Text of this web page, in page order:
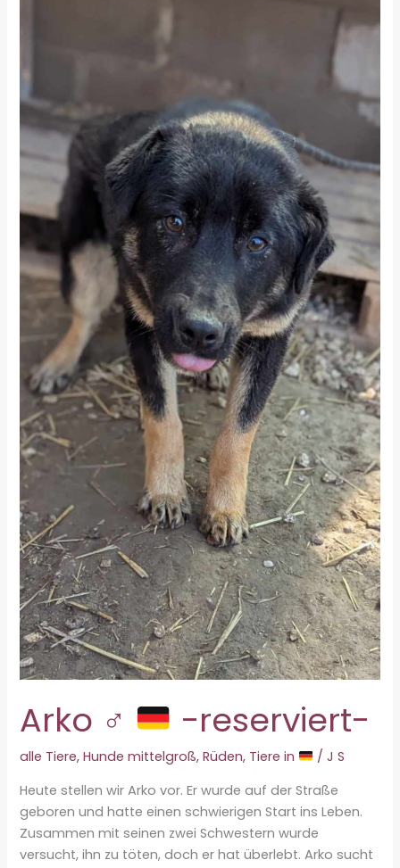
Arko ♂ -reserviert-
alle Tiere,Hunde mittelgroß,Rüden, Tiere in /J S
Heute stellen wir Arko vor. Er wurde auf der Straße
geboren und hatte einen schwierigen Start ins Leben.
Zusammen mit seinen zwei Schwestern wurde
versucht, ihn zu töten, doch er hat überlebt. Arko sucht